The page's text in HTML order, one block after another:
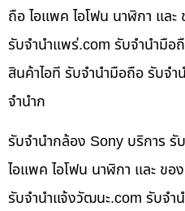
ถือ ไอแพค ไอโฟน นาฬิกา แล
รับจํานําแพร่.com รับจำนำมือ
สินค้าไอที รับจำนำมือถือ รับจ
จำนำก
รับจำนำกล้อง Sony บริการ รั
ไอแพค ไอโฟน นาฬิกา และ ขอ
รับจํานําแจ้งวัฒนะ.com รับจำ